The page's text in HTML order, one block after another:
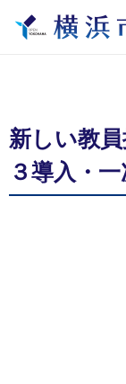
新しい教
３導入・